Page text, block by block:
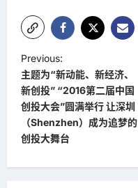
P
o
s
n
a
Previous:
主题为“新动能、新经济、
新创投” “2016第二届中国
创投大会”圆满举行 让深圳
（Shenzhen）成为追梦的
创投大舞台